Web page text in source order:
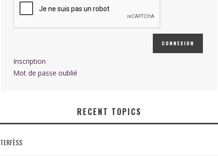
CONNEXION
Inscription
Mot de passe oublié
RECENT TOPICS
TERFÈSS